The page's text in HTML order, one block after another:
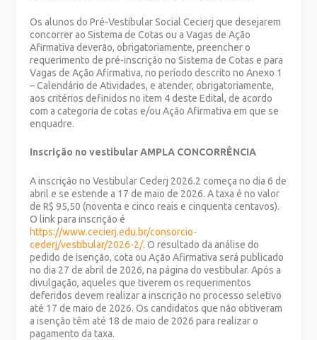
Os alunos do Pré-Vestibular Social Cecierj que desejarem
concorrer ao Sistema de Cotas ou a Vagas de Ação
Afirmativa deverão, obrigatoriamente, preencher o
requerimento de pré-inscrição no Sistema de Cotas e para
Vagas de Ação Afirmativa, no período descrito no Anexo 1
– Calendário de Atividades, e atender, obrigatoriamente,
aos critérios definidos no item 4 deste Edital, de acordo
com a categoria de cotas e/ou Ação Afirmativa em que se
enquadre.
Inscrição no vestibular AMPLA CONCORRÊNCIA
A inscrição no Vestibular Cederj 2026.2 começa no dia 6 de
abril e se estende a 17 de maio de 2026. A taxa é no valor
de R$ 95,50 (noventa e cinco reais e cinquenta centavos).
O link para inscrição é
https://www.cecierj.edu.br/consorcio-
cederj/vestibular/2026-2/. O resultado da análise do
pedido de isenção, cota ou Ação Afirmativa será publicado
no dia 27 de abril de 2026, na página do vestibular. Após a
divulgação, aqueles que tiverem os requerimentos
deferidos devem realizar a inscrição no processo seletivo
até 17 de maio de 2026. Os candidatos que não obtiveram
a isenção têm até 18 de maio de 2026 para realizar o
pagamento da taxa.